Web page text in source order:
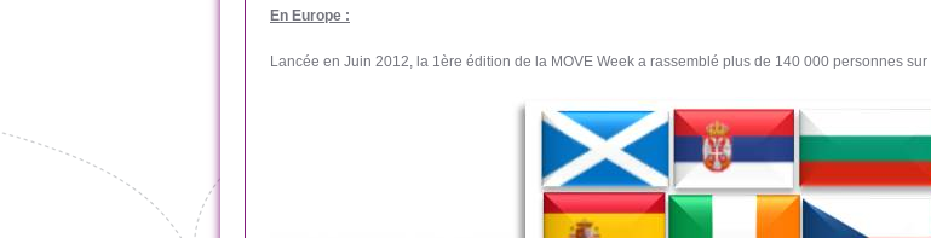
En Europe :
Lancée en Juin 2012, la 1ère édition de la MOVE Week a rassemblé plus de 140 000 personnes